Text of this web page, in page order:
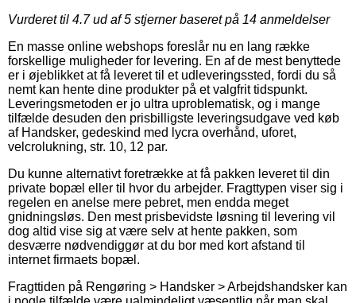
Vurderet til 4.7ud af 5 stjerner baseret på 14 anmeldelser
En masse online webshops foreslår nu en lang række
forskellige muligheder for levering. En af de mest benyttede
er i øjeblikket at få leveret til et udleveringssted, fordi du så
nemt kan hente dine produkter på et valgfrit tidspunkt.
Leveringsmetoden er jo ultra uproblematisk, og i mange
tilfælde desuden den prisbilligste leveringsudgave ved køb
af Handsker, gedeskind med lycra overhånd, uforet,
velcrolukning, str. 10, 12 par.
Du kunne alternativt foretrække at få pakken leveret til din
private bopæl eller til hvor du arbejder. Fragttypen viser sig i
regelen en anelse mere pebret, men endda meget
gnidningsløs. Den mest prisbevidste løsning til levering vil
dog altid vise sig at være selv at hente pakken, som
desværre nødvendiggør at du bor med kort afstand til
internet firmaets bopæl.
Fragttiden på Rengøring > Handsker > Arbejdshandsker kan